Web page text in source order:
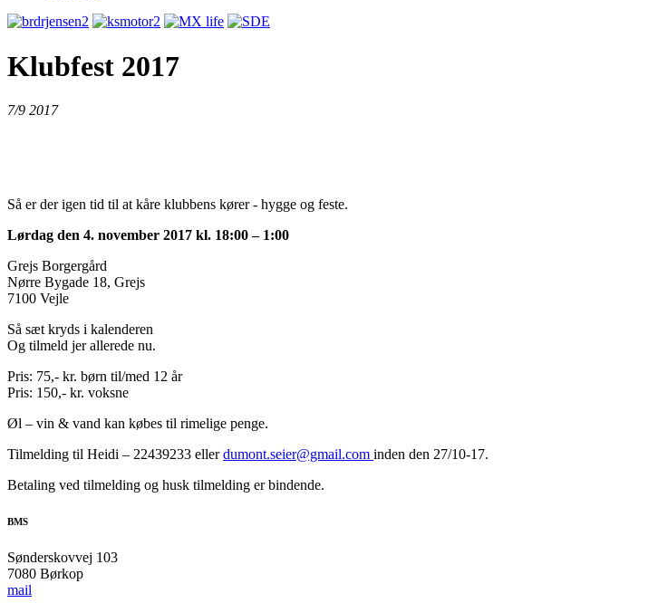
Klubfest 2017
7/9 2017
Så er der igen tid til at kåre klubbens kører - hygge og feste.
Lørdag den 4. november 2017 kl. 18:00 – 1:00
Grejs Borgergård
Nørre Bygade 18, Grejs
7100 Vejle
Så sæt kryds i kalenderen
Og tilmeld jer allerede nu.
Pris: 75,- kr. børn til/med 12 år
Pris: 150,- kr. voksne
Øl – vin & vand kan købes til rimelige penge.
Tilmelding til Heidi – 22439233 ellerdumont.seier@gmail.com inden den 27/10-17.
Betaling ved tilmelding og husk tilmelding er bindende.
BMS
Sønderskovvej 103
7080 Børkop
mail